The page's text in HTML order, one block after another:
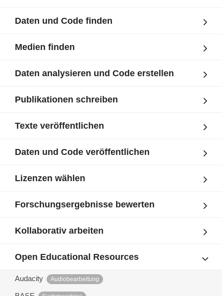
Daten und Code finden
Medien finden
Daten analysieren und Code erstellen
Publikationen schreiben
Texte veröffentlichen
Daten und Code veröffentlichen
Lizenzen wählen
Forschungsergebnisse bewerten
Kollaborativ arbeiten
Open Educational Resources
Audacity Audiobearbeitung